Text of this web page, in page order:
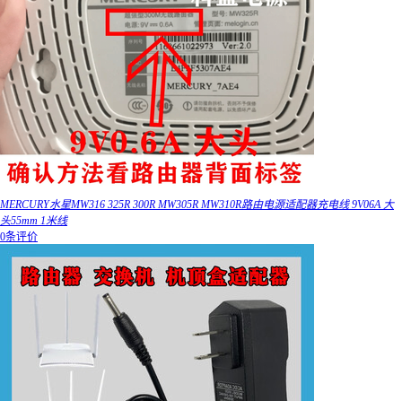
MERCURY水星MW316 325R 300R MW305R MW310R路由电源适配器充电线 9V06A 大
头55mm 1米线
0条评价